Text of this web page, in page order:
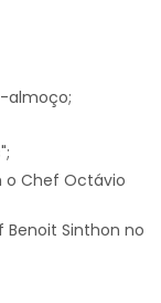
almoço;
o Chef Octávio
Sinthon no